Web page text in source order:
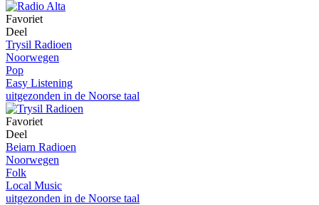
Favoriet
Deel
Trysil Radioen
Noorwegen
Pop
Easy Listening
uitgezonden in de Noorse taal
Favoriet
Deel
Beiarn Radioen
Noorwegen
Folk
Local Music
uitgezonden in de Noorse taal